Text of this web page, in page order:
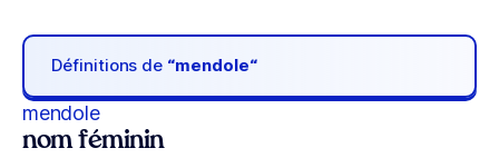
Définitions de “mendole“
mendole
nom féminin